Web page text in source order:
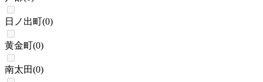
日ノ出町(0)
黄金町(0)
南太田(0)